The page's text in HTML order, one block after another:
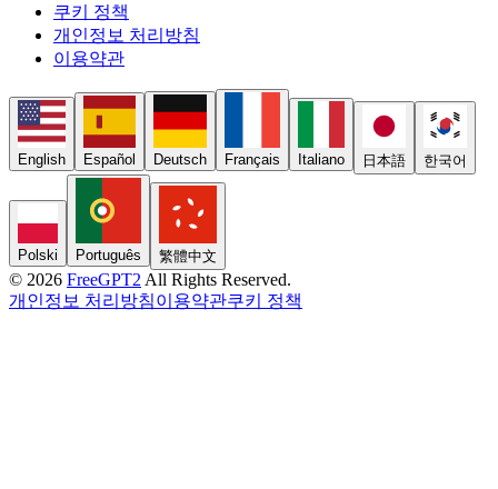
쿠키 정책
개인정보 처리방침
이용약관
English Español Deutsch Français Italiano 日本語 한국어
Polski Português 繁體中文
© 2026 FreeGPT2 All Rights Reserved.
개인정보 처리방침이용약관쿠키 정책